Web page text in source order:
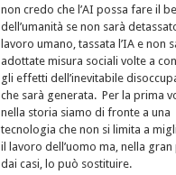
non credo che l’AI possa fare il
dell’umanità se non sarà
lavoro umano, tassata l’IA e non
adottate misura sociali volte a
gli effetti dell’inevitabile
che sarà generata. Per la prima
nella storia siamo di fronte a una
tecnologia che non si limita a
il lavoro dell’uomo ma, nella gran
dai casi, lo può sostituire.